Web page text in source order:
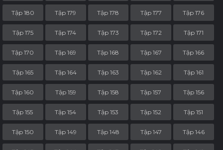
Tập 180 Tập 179 Tập 178 Tập 177 Tập 176
Tập 175 Tập 174 Tập 173 Tập 172 Tập 171
Tập 170 Tập 169 Tập 168 Tập 167 Tập 166
Tập 165 Tập 164 Tập 163 Tập 162 Tập 161
Tập 160 Tập 159 Tập 158 Tập 157 Tập 156
Tập 155 Tập 154 Tập 153 Tập 152 Tập 151
Tập 150 Tập 149 Tập 148 Tập 147 Tập 146